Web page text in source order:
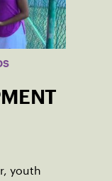
youth